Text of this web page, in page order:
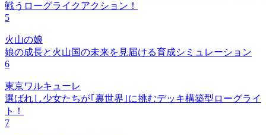
戦うローグライクアクション！
5
火山の娘
娘の成長と火山国の未来を見届ける育成シミュレーション
6
東京ワルキューレ
選ばれし少女たちが｢裏世界｣に挑むデッキ構築型ローグライ
ト！
7